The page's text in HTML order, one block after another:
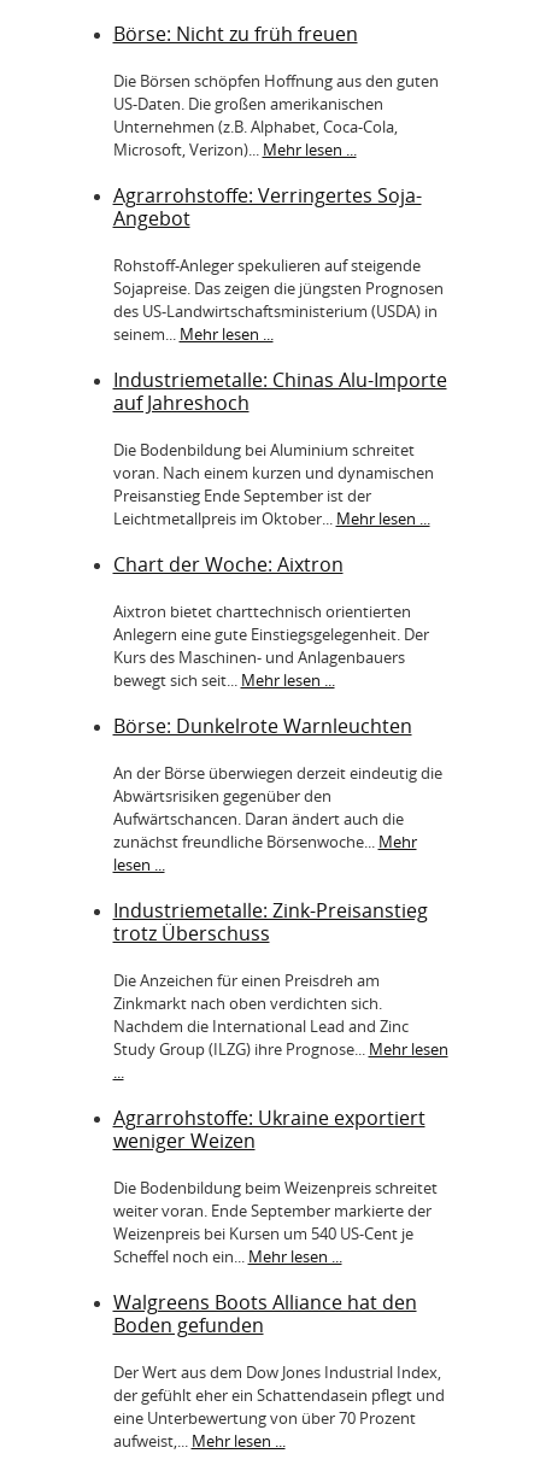
Börse: Nicht zu früh freuen
Die Börsen schöpfen Hoffnung aus den guten
US-Daten. Die großen amerikanischen
Unternehmen (z.B. Alphabet, Coca-Cola,
Microsoft, Verizon)... Mehr lesen ...
Agrarrohstoffe: Verringertes Soja-
Angebot
Rohstoff-Anleger spekulieren auf steigende
Sojapreise. Das zeigen die jüngsten Prognosen
des US-Landwirtschaftsministerium (USDA) in
seinem... Mehr lesen ...
Industriemetalle: Chinas Alu-Importe
auf Jahreshoch
Die Bodenbildung bei Aluminium schreitet
voran. Nach einem kurzen und dynamischen
Preisanstieg Ende September ist der
Leichtmetallpreis im Oktober... Mehr lesen ...
Chart der Woche: Aixtron
Aixtron bietet charttechnisch orientierten
Anlegern eine gute Einstiegsgelegenheit. Der
Kurs des Maschinen- und Anlagenbauers
bewegt sich seit... Mehr lesen ...
Börse: Dunkelrote Warnleuchten
An der Börse überwiegen derzeit eindeutig die
Abwärtsrisiken gegenüber den
Aufwärtschancen. Daran ändert auch die
zunächst freundliche Börsenwoche... Mehr
lesen ...
Industriemetalle: Zink-Preisanstieg
trotz Überschuss
Die Anzeichen für einen Preisdreh am
Zinkmarkt nach oben verdichten sich.
Nachdem die International Lead and Zinc
Study Group (ILZG) ihre Prognose... Mehr lesen
...
Agrarrohstoffe: Ukraine exportiert
weniger Weizen
Die Bodenbildung beim Weizenpreis schreitet
weiter voran. Ende September markierte der
Weizenpreis bei Kursen um 540 US-Cent je
Scheffel noch ein... Mehr lesen ...
Walgreens Boots Alliance hat den
Boden gefunden
Der Wert aus dem Dow Jones Industrial Index,
der gefühlt eher ein Schattendasein pflegt und
eine Unterbewertung von über 70 Prozent
aufweist,... Mehr lesen ...